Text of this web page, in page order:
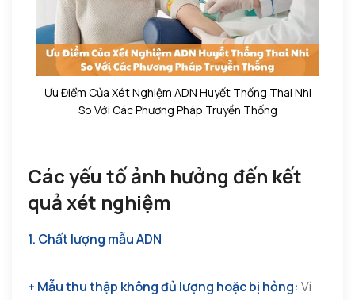
Ưu Điểm Của Xét Nghiệm ADN Huyết Thống Thai Nhi
So Với Các Phương Pháp Truyền Thống
Các yếu tố ảnh hưởng đến kết
quả xét nghiệm
1. Chất lượng mẫu ADN
+ Mẫu thu thập không đủ lượng hoặc bị hỏng: Ví